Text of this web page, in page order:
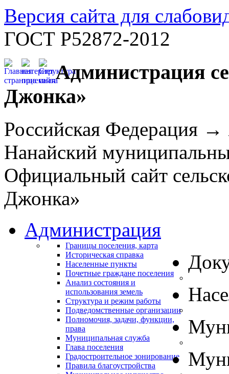
Версия сайта для
ГОСТ Р52872-2012
Администрация
Джонка»
Российская Федерация
Нанайский
Официальный сайт
Джонка»
Администрация
Границы поселения, карта
Историческая справка
Населенные пункты
Почетные граждане поселения
Анализ состояния и
использования земель
Структура и режим работы
Подведомственные организации
Полномочия, задачи, функции,
права
Муниципальная служба
Глава поселения
Градостроительное зонирование
Правила благоустройства